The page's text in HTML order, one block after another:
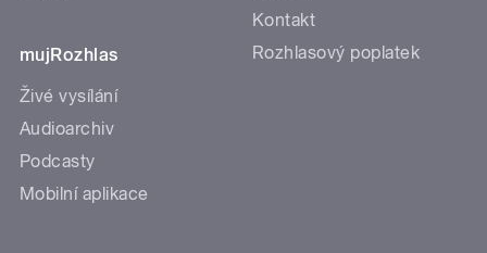
mujRozhlas
Živé vysílání
Audioarchiv
Podcasty
Mobilní aplikace
Kontakt
Rozhlasový poplatek